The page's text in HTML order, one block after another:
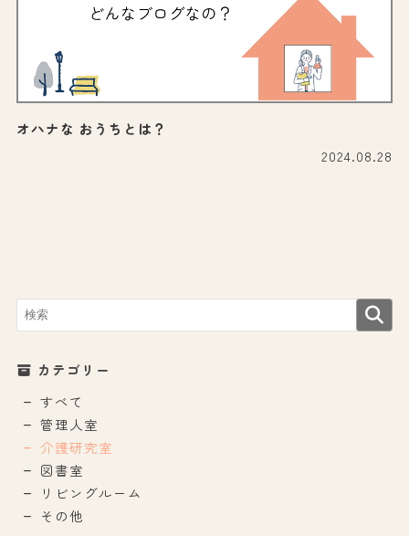
オハナな おうちとは？
2024.08.28
カテゴリー
すべて
管理人室
介護研究室
図書室
リビングルーム
その他